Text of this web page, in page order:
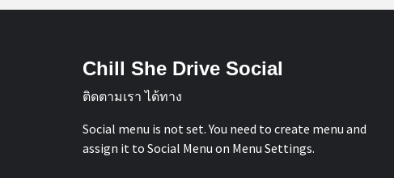
Chill She Drive Social
ติดตามเรา ได้ทาง
Social menu is not set. You need to create menu and
assign it to Social Menu on Menu Settings.